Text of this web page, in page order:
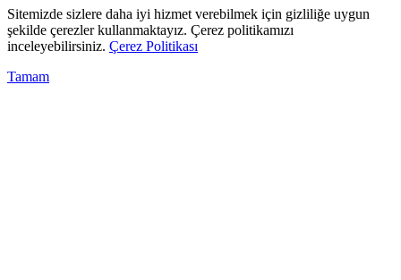
Sitemizde sizlere daha iyi hizmet verebilmek için gizliliğe uygun
şekilde çerezler kullanmaktayız. Çerez politikamızı
inceleyebilirsiniz. Çerez Politikası
Tamam